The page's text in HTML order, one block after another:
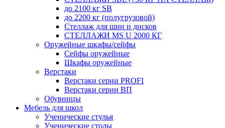
до 2100 кг SB
до 2200 кг (полугрузовой)
Стеллаж для шин и дисков
СТЕЛЛАЖИ MS U 2000 КГ
Оружейные шкафы/сейфы
Сейфы оружейные
Шкафы оружейные
Верстаки
Верстаки серии PROFI
Верстаки серии ВП
Обувницы
Мебель для школ
Ученические стулья
Ученические столы